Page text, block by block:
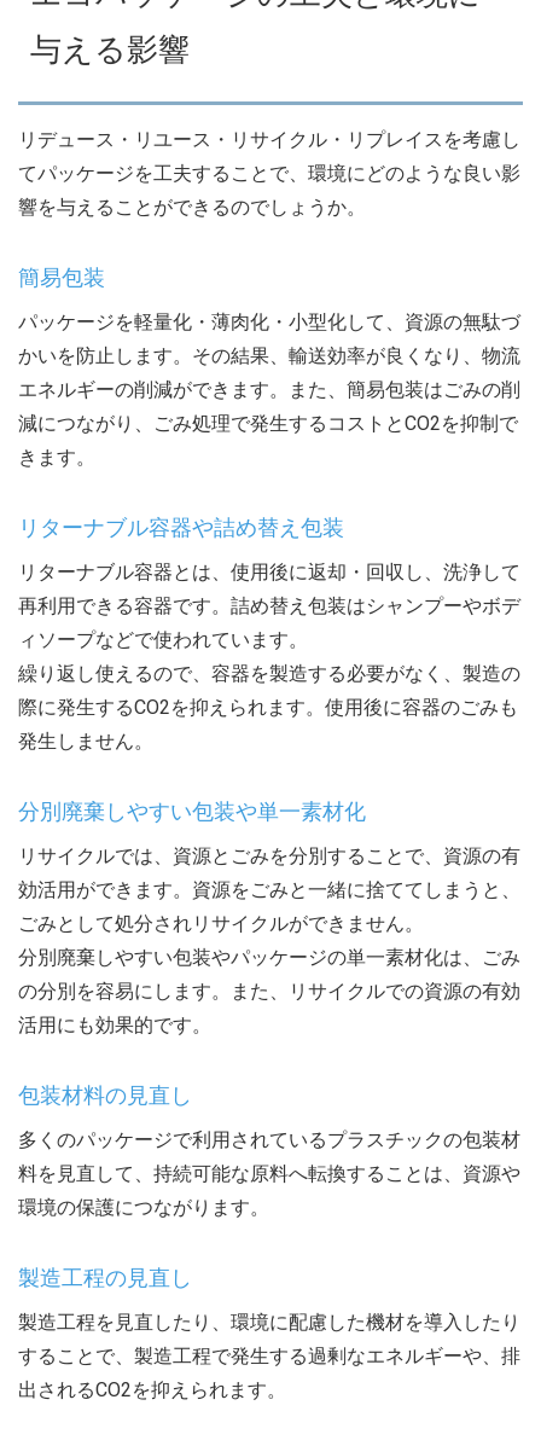
与える影響
リデュース・リユース・リサイクル・リプレイスを考慮し
てパッケージを工夫することで、環境にどのような良い影
響を与えることができるのでしょうか。
簡易包装
パッケージを軽量化・薄肉化・小型化して、資源の無駄づ
かいを防止します。その結果、輸送効率が良くなり、物流
エネルギーの削減ができます。また、簡易包装はごみの削
減につながり、ごみ処理で発生するコストとCO2を抑制で
きます。
リターナブル容器や詰め替え包装
リターナブル容器とは、使用後に返却・回収し、洗浄して
再利用できる容器です。詰め替え包装はシャンプーやボデ
ィソープなどで使われています。
繰り返し使えるので、容器を製造する必要がなく、製造の
際に発生するCO2を抑えられます。使用後に容器のごみも
発生しません。
分別廃棄しやすい包装や単一素材化
リサイクルでは、資源とごみを分別することで、資源の有
効活用ができます。資源をごみと一緒に捨ててしまうと、
ごみとして処分されリサイクルができません。
分別廃棄しやすい包装やパッケージの単一素材化は、ごみ
の分別を容易にします。また、リサイクルでの資源の有効
活用にも効果的です。
包装材料の見直し
多くのパッケージで利用されているプラスチックの包装材
料を見直して、持続可能な原料へ転換することは、資源や
環境の保護につながります。
製造工程の見直し
製造工程を見直したり、環境に配慮した機材を導入したり
することで、製造工程で発生する過剰なエネルギーや、排
出されるCO2を抑えられます。